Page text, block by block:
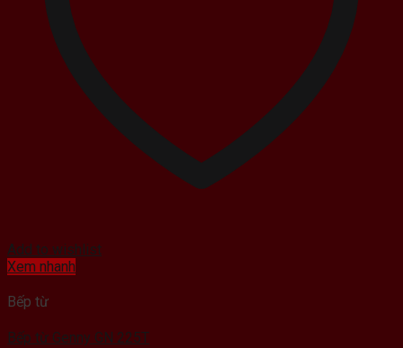
Add to wishlist
Xem nhanh
Bếp từ
Bếp từ Genny GN 225T